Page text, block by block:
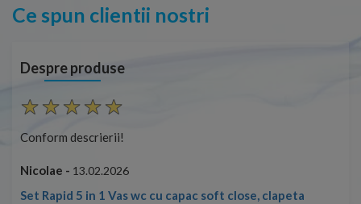
Ce spun clientii nostri
Despre produse
Conform descrierii!
Nicolae - 13.02.2026
Set Rapid 5 in 1 Vas wc cu capac soft close, clapeta